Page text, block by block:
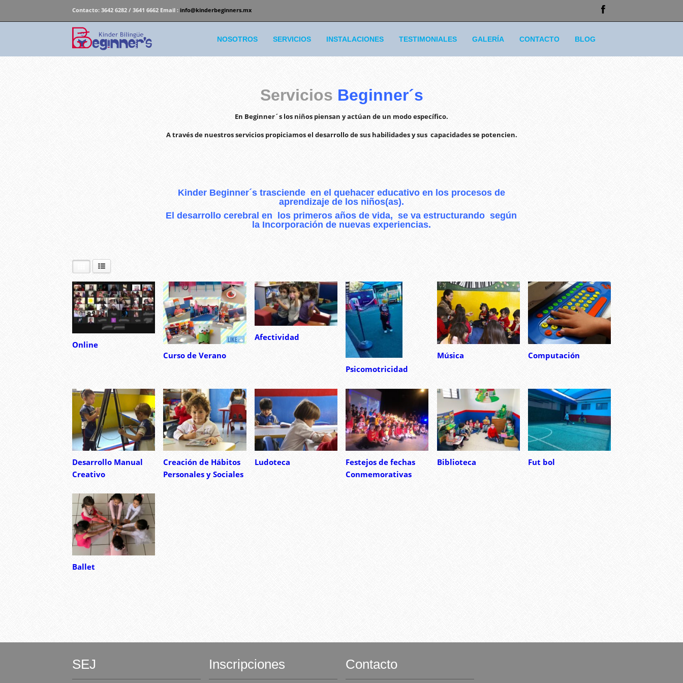
Contacto: 3642 6282 / 3641 6662 Email : info@kinderbeginners.mx
NOSOTROS SERVICIOS INSTALACIONES TESTIMONIALES GALERÍA CONTACTO BLOG
Servicios Beginner´s
En Beginner´s los niños piensan y actúan de un modo específico.
A través de nuestros servicios propiciamos el desarrollo de sus habilidades y sus capacidades se potencien.
Kinder Beginner´s trasciende en el quehacer educativo en los procesos de
aprendizaje de los niños(as).
El desarrollo cerebral en los primeros años de vida, se va estructurando según
la Incorporación de nuevas experiencias.
Online
Curso de Verano
Afectividad
Psicomotricidad
Música Computación
Desarrollo Manual
Creativo
Creación de Hábitos
Personales y Sociales
Ludoteca
Festejos de fechas
Conmemorativas
Biblioteca Fut bol
Ballet
SEJ Inscripciones Contacto